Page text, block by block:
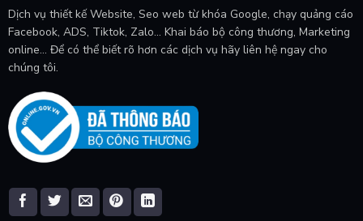
Dịch vụ thiết kế Website, Seo web từ khóa Google, chạy quảng cáo
Facebook, ADS, Tiktok, Zalo... Khai báo bộ công thương, Marketing
online... Để có thể biết rõ hơn các dịch vụ hãy liên hệ ngay cho
chúng tôi.